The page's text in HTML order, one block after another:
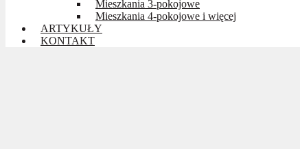
Mieszkania 3-pokojowe
Mieszkania 4-pokojowe i więcej
ARTYKUŁY
KONTAKT